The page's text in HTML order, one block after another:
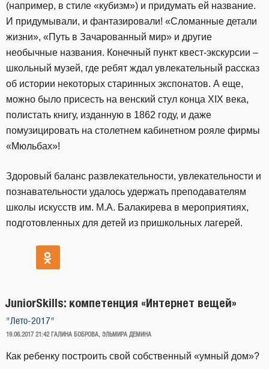
(например, в стиле «кубизм») и придумать ей название.
И придумывали, и фантазировали! «Сломанные детали
жизни», «Путь в Зачарованный мир» и другие
необычные названия. Конечный пункт квест-экскурсии –
школьный музей, где ребят ждал увлекательный рассказ
об истории некоторых старинных экспонатов. А еще,
можно было присесть на венский стул конца XIX века,
полистать книгу, изданную в 1862 году, и даже
помузицировать на столетнем кабинетном рояле фирмы
«Мюльбах»!
Здоровый баланс развлекательности, увлекательности и
познавательности удалось удержать преподавателям
школы искусств им. М.А. Балакирева в мероприятиях,
подготовленных для детей из пришкольных лагерей.
JuniorSkills: компетенция «Интернет вещей»
"Лето-2017"
ОПУБЛИКОВАНО
19.06.2017 21:42 ГАЛИНА БОБРОВА, ЭЛЬМИРА ДЕМИНА
Как ребенку построить свой собственный «умный дом»?